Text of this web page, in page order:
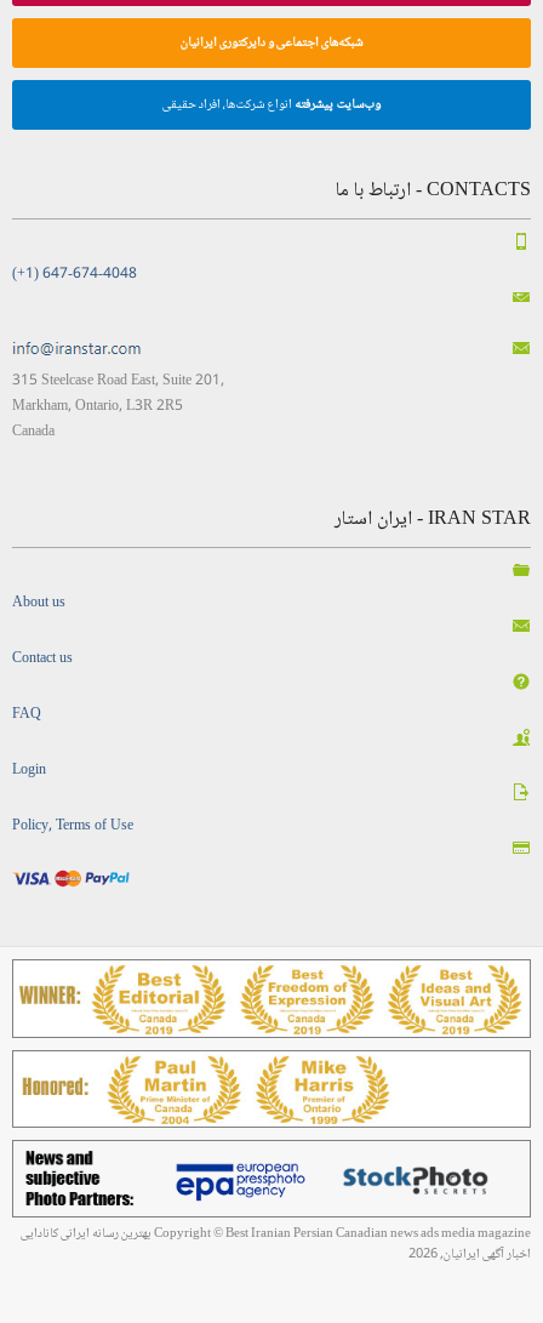
شبکه‌های اجتماعی و دایرکتوری ایرانیان
وب‌سایت پیشرفته انواع شرکت‌ها، افراد حقیقی
CONTACTS - ارتباط با ما
(+1) 647-674-4048
315 Steelcase Road East, Suite 201,
Markham, Ontario, L3R 2R5
Canada
IRAN STAR - ایران استار
About us
Contact us
FAQ
Login
Policy, Terms of Use
Copyright © Best Iranian Persian Canadian news ads media magazine بهترین رسانه ایرانی کانادایی
اخبار آگهی ایرانیان, 2026